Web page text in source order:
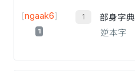
[ngaak6]
1
部身字典
逆本字